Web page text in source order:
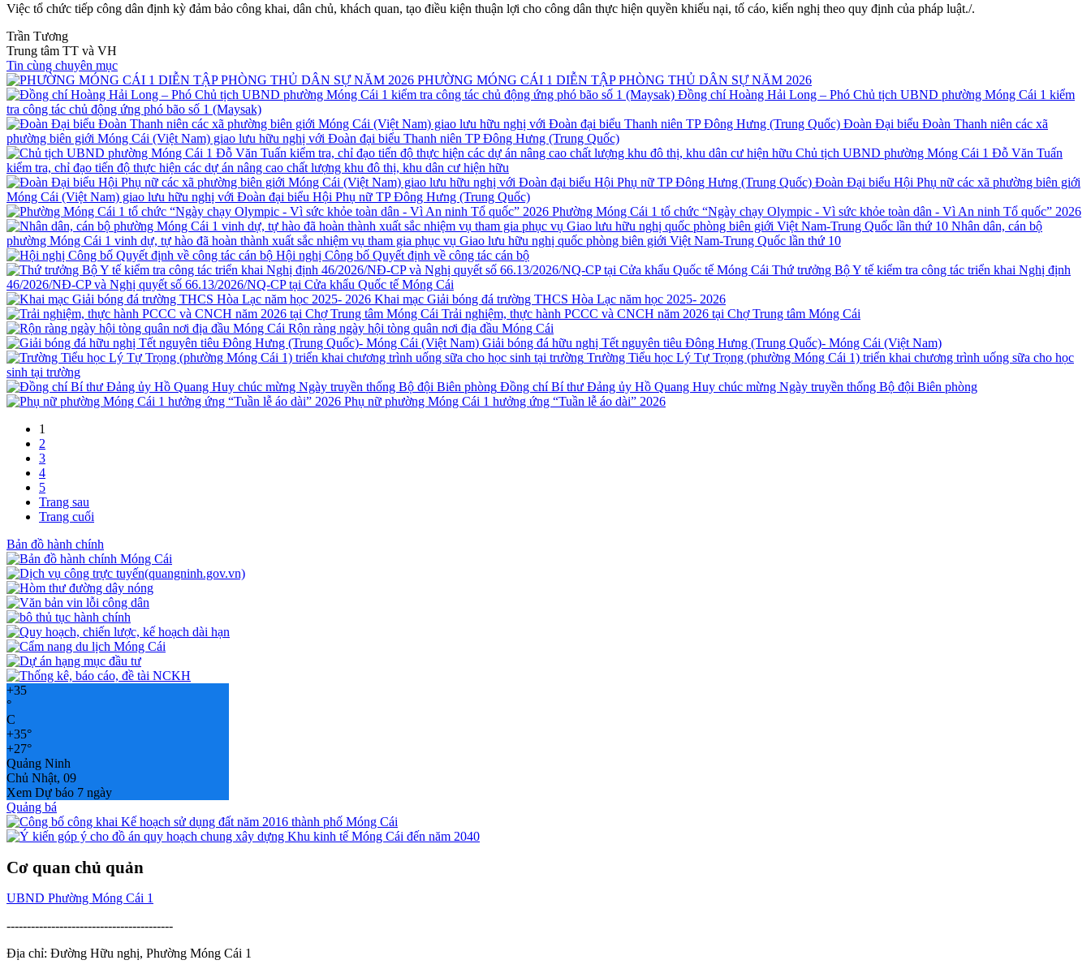
Việc tổ chức tiếp công dân định kỳ đảm bảo công khai, dân chủ, khách quan, tạo điều kiện thuận lợi cho công dân thực hiện quyền khiếu nại, tố cáo, kiến nghị theo quy định của pháp luật./.
Trần Tương
Trung tâm TT và VH
Tin cùng chuyên mục
PHƯỜNG MÓNG CÁI 1 DIỄN TẬP PHÒNG THỦ DÂN SỰ NĂM 2026
Đồng chí Hoàng Hải Long – Phó Chủ tịch UBND phường Móng Cái 1 kiểm
tra công tác chủ động ứng phó bão số 1 (Maysak)
Đoàn Đại biểu Đoàn Thanh niên các xã
phường biên giới Móng Cái (Việt Nam) giao lưu hữu nghị với Đoàn đại biểu Thanh niên TP Đông Hưng (Trung Quốc)
Chủ tịch UBND phường Móng Cái 1 Đỗ Văn Tuấn
kiểm tra, chỉ đạo tiến độ thực hiện các dự án nâng cao chất lượng khu đô thị, khu dân cư hiện hữu
Đoàn Đại biểu Hội Phụ nữ các xã phường biên giới
Móng Cái (Việt Nam) giao lưu hữu nghị với Đoàn đại biểu Hội Phụ nữ TP Đông Hưng (Trung Quốc)
Phường Móng Cái 1 tổ chức “Ngày chạy Olympic - Vì sức khỏe toàn dân - Vì An ninh Tổ quốc” 2026
Nhân dân, cán bộ
phường Móng Cái 1 vinh dự, tự hào đã hoàn thành xuất sắc nhiệm vụ tham gia phục vụ Giao lưu hữu nghị quốc phòng biên giới Việt Nam-Trung Quốc lần thứ 10
Hội nghị Công bố Quyết định về công tác cán bộ
Thứ trưởng Bộ Y tế kiểm tra công tác triển khai Nghị định
46/2026/NĐ-CP và Nghị quyết số 66.13/2026/NQ-CP tại Cửa khẩu Quốc tế Móng Cái
Khai mạc Giải bóng đá trường THCS Hòa Lạc năm học 2025- 2026
Trải nghiệm, thực hành PCCC và CNCH năm 2026 tại Chợ Trung tâm Móng Cái
Rộn ràng ngày hội tòng quân nơi địa đầu Móng Cái
Giải bóng đá hữu nghị Tết nguyên tiêu Đông Hưng (Trung Quốc)- Móng Cái (Việt Nam)
Trường Tiểu học Lý Tự Trọng (phường Móng Cái 1) triển khai chương trình uống sữa cho học
sinh tại trường
Đồng chí Bí thư Đảng ủy Hồ Quang Huy chúc mừng Ngày truyền thống Bộ đội Biên phòng
Phụ nữ phường Móng Cái 1 hưởng ứng “Tuần lễ áo dài” 2026
1
2
3
4
5
Trang sau
Trang cuối
Bản đồ hành chính
+35
°
C
+35°
+27°
Quảng Ninh
Chủ Nhật, 09
Xem Dự báo 7 ngày
Quảng bá
Cơ quan chủ quản
UBND Phường Móng Cái 1
-----------------------------------------
Địa chỉ: Đường Hữu nghị, Phường Móng Cái 1